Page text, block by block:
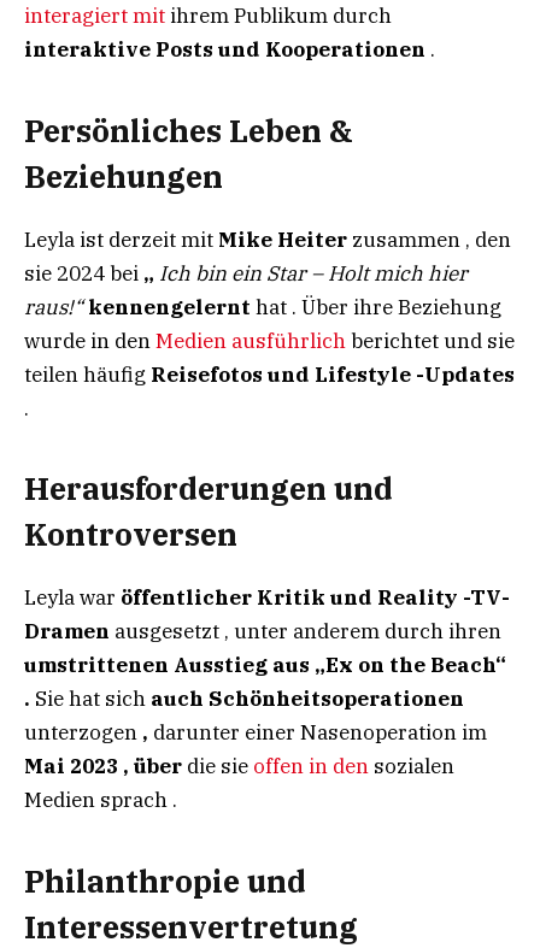
interagiert mit ihrem Publikum durch
interaktive Posts und Kooperationen .
Persönliches Leben &
Beziehungen
Leyla ist derzeit mit Mike Heiter zusammen , den
sie 2024 bei „ Ich bin ein Star – Holt mich hier
raus!“kennengelernt hat . Über ihre Beziehung
wurde in denMedien ausführlichberichtet und sie
teilen häufig Reisefotos und Lifestyle -Updates
.
Herausforderungen und
Kontroversen
Leyla war öffentlicher Kritik und Reality -TV-
Dramen ausgesetzt , unter anderem durch ihren
umstrittenen Ausstieg aus „Ex on the Beach“
. Sie hat sich auch Schönheitsoperationen
unterzogen , darunter einer Nasenoperation im
Mai 2023 , über die sie offen in den sozialen
Medien sprach .
Philanthropie und
Interessenvertretung